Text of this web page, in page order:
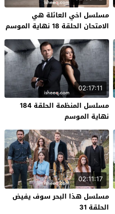
مسلسل اخي العائلة هي
الامتحان الحلقة 18 نهاية الموسم
02:17:11
مسلسل المنظمة الحلقة 184
نهاية الموسم
02:11:17
مسلسل هذا البحر سوف يفيض
الحلقة 31